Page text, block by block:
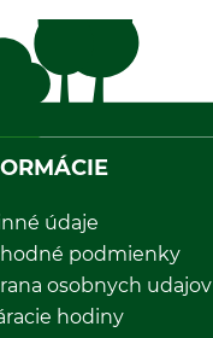
údaje
podmienky
osobnych udajov
hodiny